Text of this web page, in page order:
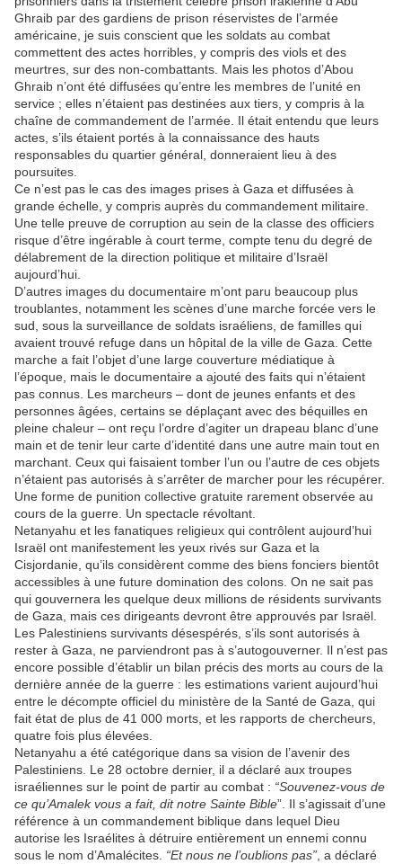
Ghraib par des gardiens de prison réservistes de l’armée
américaine, je suis conscient que les soldats au combat
commettent des actes horribles, y compris des viols et des
meurtres, sur des non-combattants. Mais les photos d’Abou
Ghraib n’ont été diffusées qu’entre les membres de l’unité en
service ; elles n’étaient pas destinées aux tiers, y compris à la
chaîne de commandement de l’armée. Il était entendu que leurs
actes, s’ils étaient portés à la connaissance des hauts
responsables du quartier général, donneraient lieu à des
poursuites.
Ce n’est pas le cas des images prises à Gaza et diffusées à
grande échelle, y compris auprès du commandement militaire.
Une telle preuve de corruption au sein de la classe des officiers
risque d’être ingérable à court terme, compte tenu du degré de
délabrement de la direction politique et militaire d’Israël
aujourd’hui.
D’autres images du documentaire m’ont paru beaucoup plus
troublantes, notamment les scènes d’une marche forcée vers le
sud, sous la surveillance de soldats israéliens, de familles qui
avaient trouvé refuge dans un hôpital de la ville de Gaza. Cette
marche a fait l’objet d’une large couverture médiatique à
l’époque, mais le documentaire a ajouté des faits qui n’étaient
pas connus. Les marcheurs – dont de jeunes enfants et des
personnes âgées, certains se déplaçant avec des béquilles en
pleine chaleur – ont reçu l’ordre d’agiter un drapeau blanc d’une
main et de tenir leur carte d’identité dans une autre main tout en
marchant. Ceux qui faisaient tomber l’un ou l’autre de ces objets
n’étaient pas autorisés à s’arrêter de marcher pour les récupérer.
Une forme de punition collective gratuite rarement observée au
cours de la guerre. Un spectacle révoltant.
Netanyahu et les fanatiques religieux qui contrôlent aujourd’hui
Israël ont manifestement les yeux rivés sur Gaza et la
Cisjordanie, qu’ils considèrent comme des biens fonciers bientôt
accessibles à une future domination des colons. On ne sait pas
qui gouvernera les quelque deux millions de résidents survivants
de Gaza, mais ces dirigeants devront être approuvés par Israël.
Les Palestiniens survivants désespérés, s’ils sont autorisés à
rester à Gaza, ne parviendront pas à s’autogouverner. Il n’est pas
encore possible d’établir un bilan précis des morts au cours de la
dernière année de la guerre : les estimations varient aujourd’hui
entre le décompte officiel du ministère de la Santé de Gaza, qui
fait état de plus de 41 000 morts, et les rapports de chercheurs,
quatre fois plus élevées.
Netanyahu a été catégorique dans sa vision de l’avenir des
Palestiniens. Le 28 octobre dernier, il a déclaré aux troupes
israéliennes sur le point de partir au combat : “Souvenez-vous de
ce qu’Amalek vous a fait, dit notre Sainte Bible”. Il s’agissait d’une
référence à un commandement biblique dans lequel Dieu
autorise les Israélites à détruire entièrement un ennemi connu
sous le nom d’Amalécites. “Et nous ne l’oublions pas” , a déclaré